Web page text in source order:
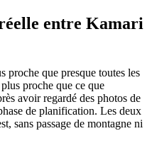
entre Kamari
proche que presque toutes les
proche que ce que
avoir regardé des photos de
de planification. Les deux
sans passage de montagne ni